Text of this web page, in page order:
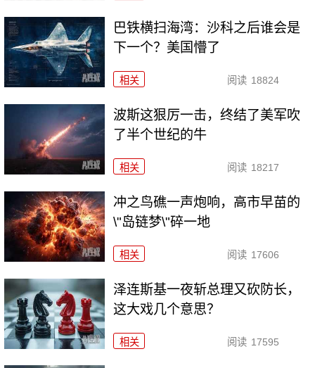
巴铁横扫海湾：沙科之后谁会是
下一个？美国懵了
相关 阅读 18824
波斯这狠厉一击，终结了美军吹
了半个世纪的牛
相关 阅读 18217
冲之鸟礁一声炮响，高市早苗的
\"岛链梦\"碎一地
相关 阅读 17606
泽连斯基一夜斩总理又砍防长，
这大戏几个意思？
相关 阅读 17595